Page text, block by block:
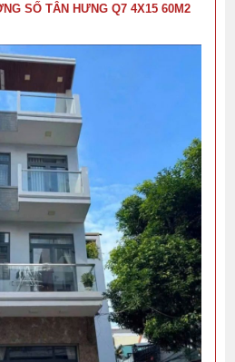
SỐ TÂN HƯNG Q7 4X15 60M2